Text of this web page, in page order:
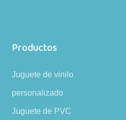
Productos
Juguete de vinilo
personalizado
Juguete de PVC